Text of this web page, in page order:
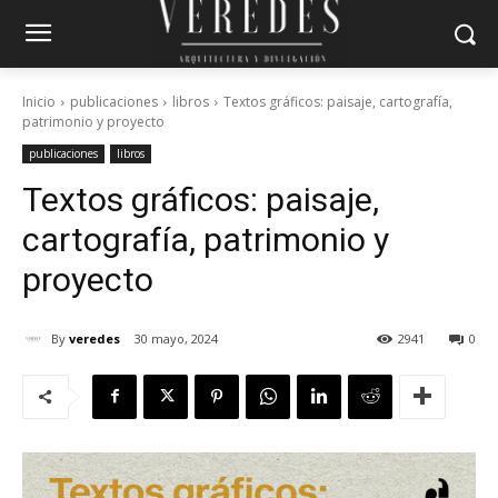
Inicio publicaciones libros
Textos gráficos: paisaje, cartografía,
patrimonio y proyecto
publicaciones libros
Textos gráficos: paisaje,
cartografía, patrimonio y
proyecto
By veredes 30 mayo, 2024 0
2941